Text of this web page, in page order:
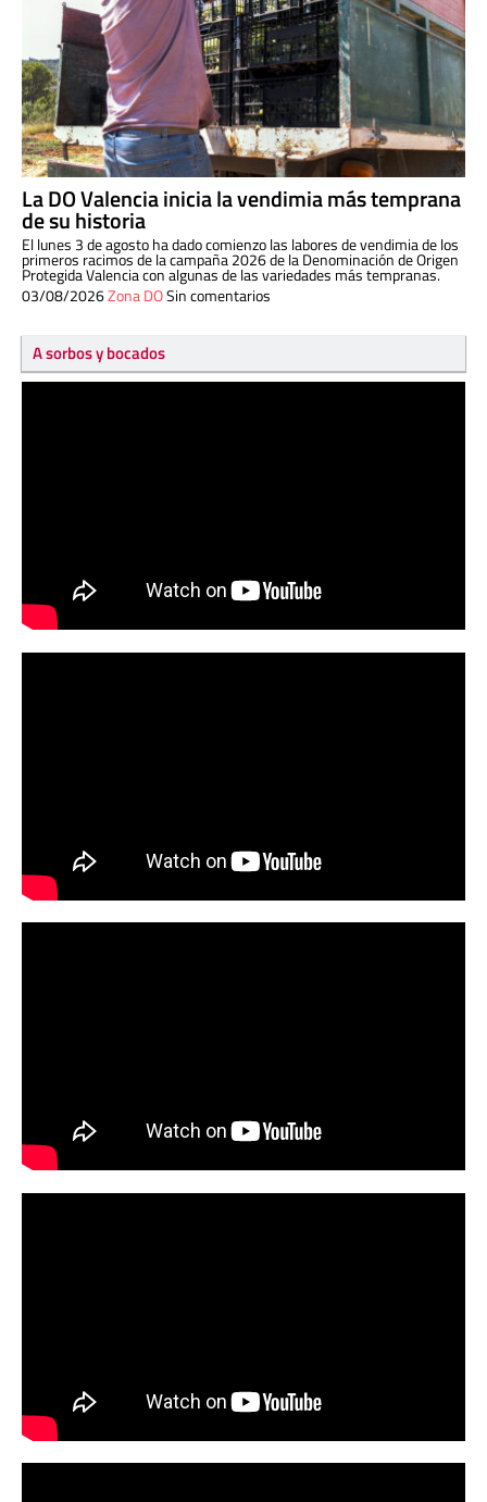
La DO Valencia inicia la vendimia más temprana
de su historia
El lunes 3 de agosto ha dado comienzo las labores de vendimia de los
primeros racimos de la campaña 2026 de la Denominación de Origen
Protegida Valencia con algunas de las variedades más tempranas.
03/08/2026Zona DOSin comentarios
A sorbos y bocados